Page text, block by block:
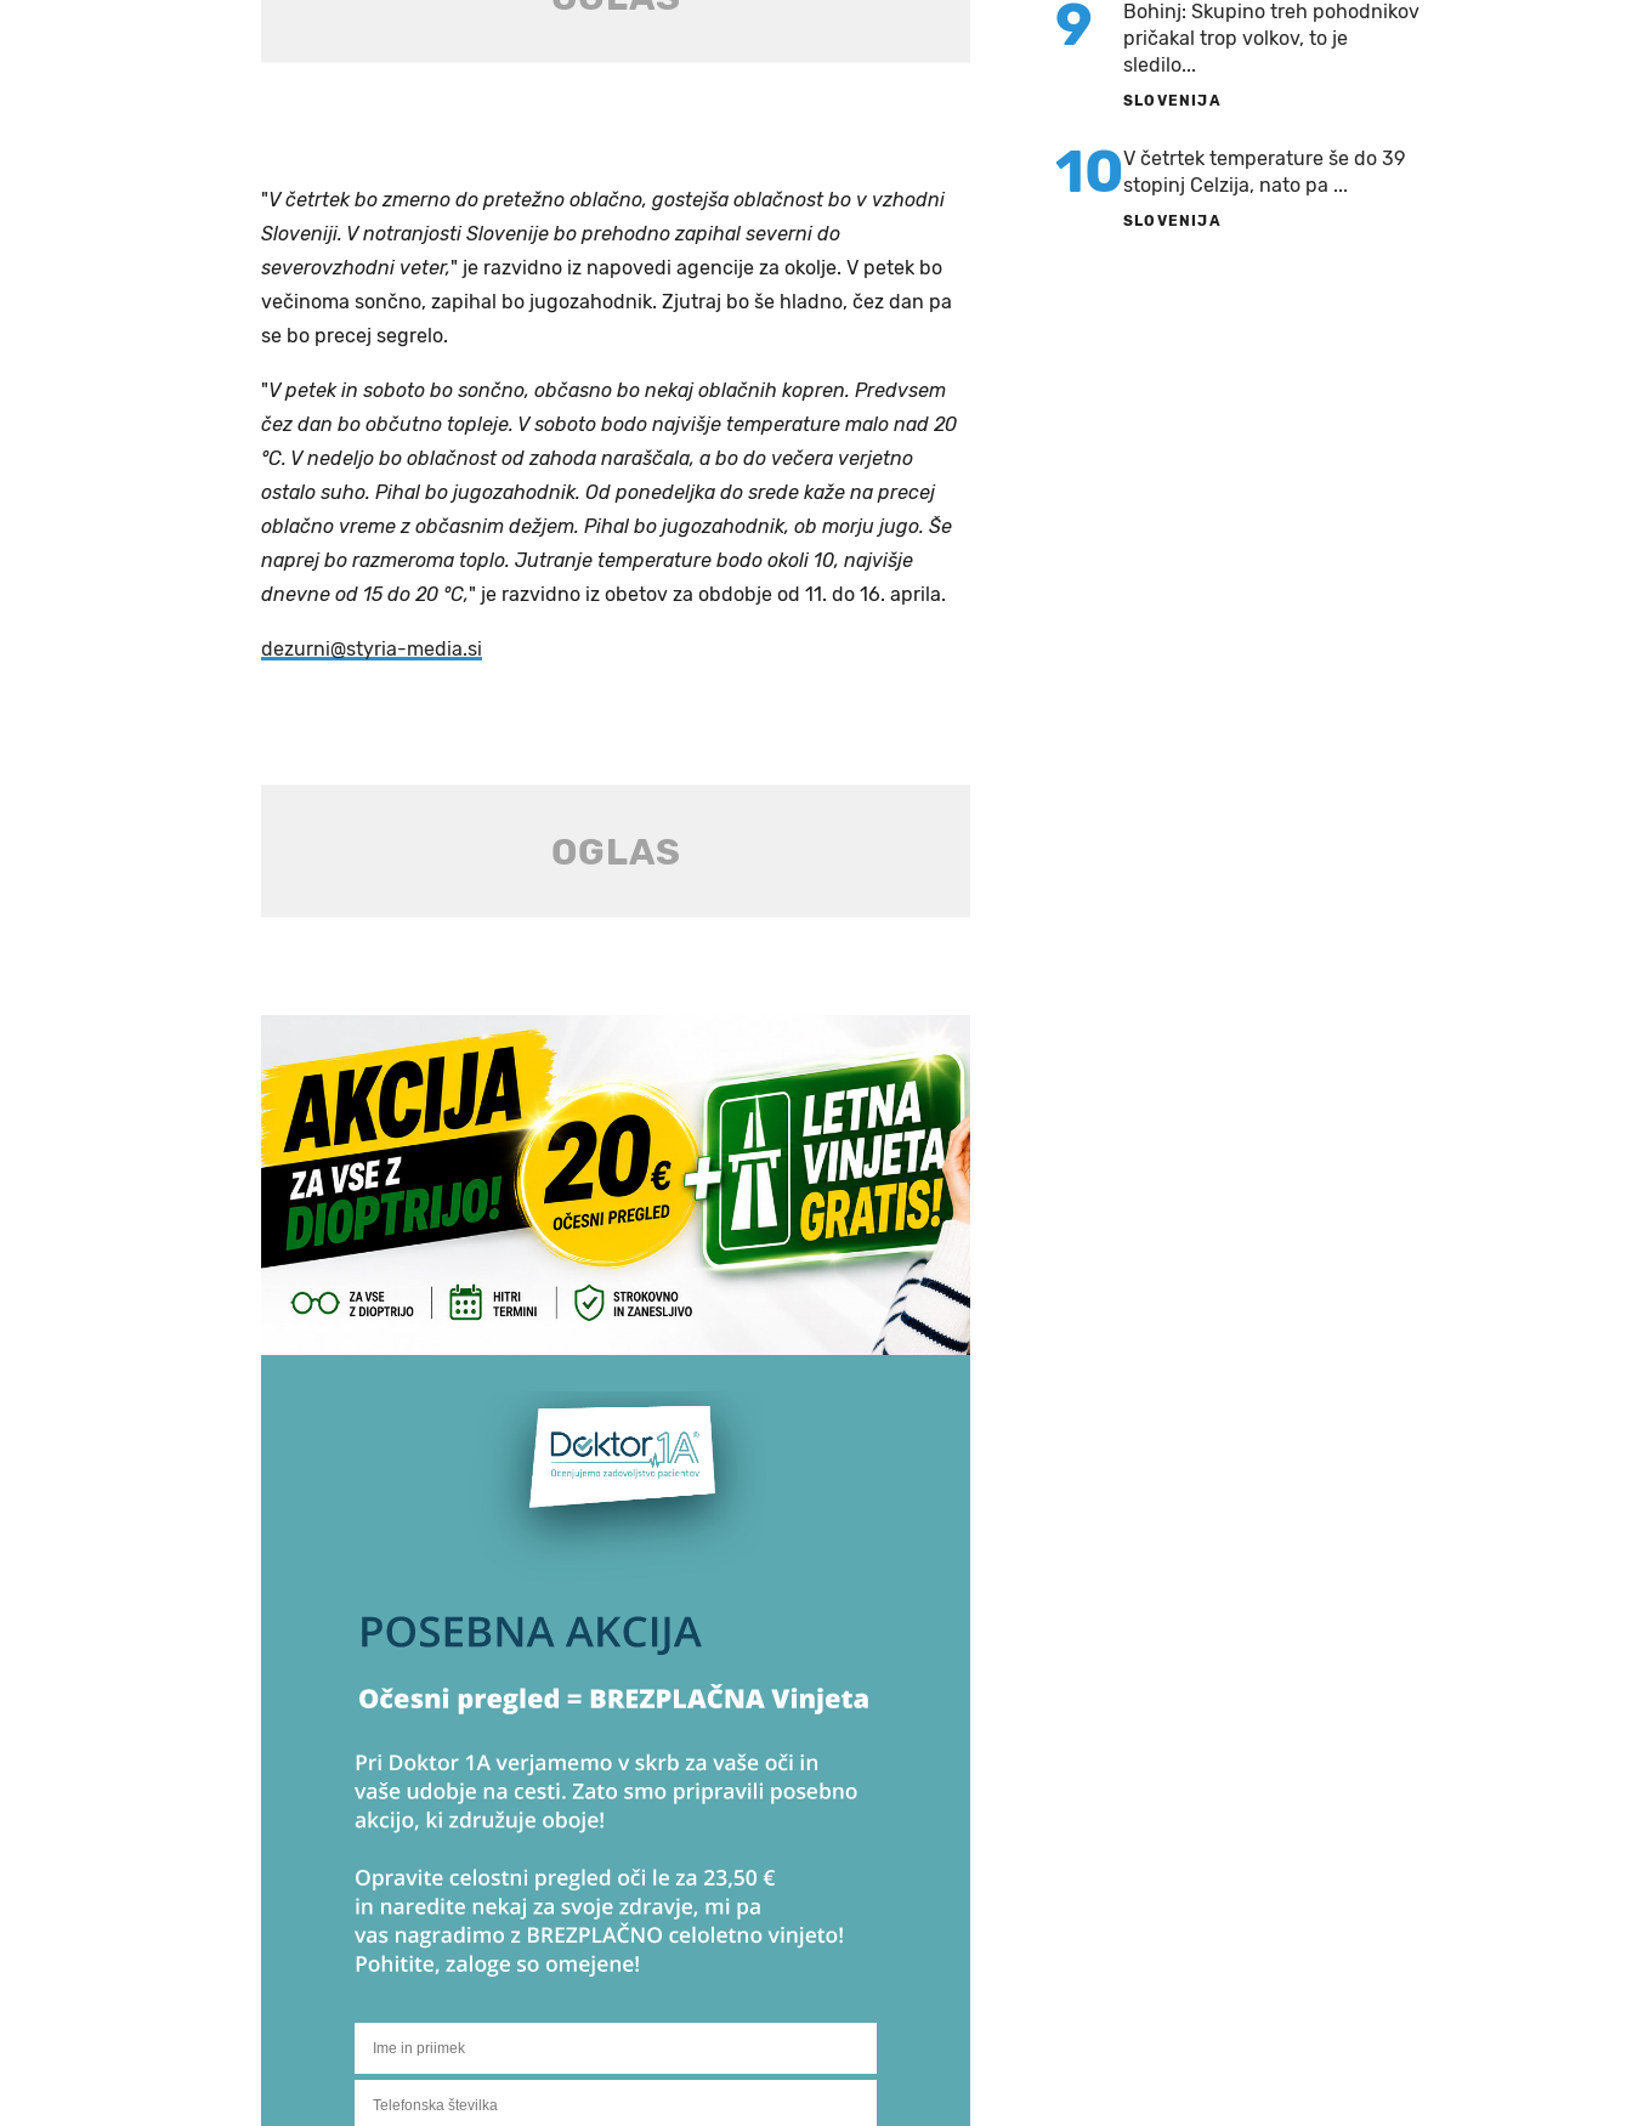
"V četrtek bo zmerno do pretežno oblačno, gostejša oblačnost bo v vzhodni
Sloveniji. V notranjosti Slovenije bo prehodno zapihal severni do
severovzhodni veter," je razvidno iz napovedi agencije za okolje. V petek bo
večinoma sončno, zapihal bo jugozahodnik. Zjutraj bo še hladno, čez dan pa
se bo precej segrelo.
"V petek in soboto bo sončno, občasno bo nekaj oblačnih kopren. Predvsem
čez dan bo občutno topleje. V soboto bodo najvišje temperature malo nad 20
°C. V nedeljo bo oblačnost od zahoda naraščala, a bo do večera verjetno
ostalo suho. Pihal bo jugozahodnik. Od ponedeljka do srede kaže na precej
oblačno vreme z občasnim dežjem. Pihal bo jugozahodnik, ob morju jugo. Še
naprej bo razmeroma toplo. Jutranje temperature bodo okoli 10, najvišje
dnevne od 15 do 20 °C," je razvidno iz obetov za obdobje od 11. do 16. aprila.
dezurni@styria-media.si
9
Bohinj: Skupino treh pohodnikov
pričakal trop volkov, to je
sledilo...
SLOVENIJA
10V četrtek temperature še do 39
stopinj Celzija, nato pa ...
SLOVENIJA